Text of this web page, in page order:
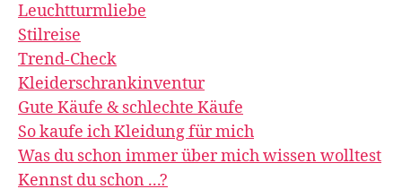
Leuchtturmliebe
Stilreise
Trend-Check
Kleiderschrankinventur
Gute Käufe & schlechte Käufe
So kaufe ich Kleidung für mich
Was du schon immer über mich wissen wolltest
Kennst du schon ...?